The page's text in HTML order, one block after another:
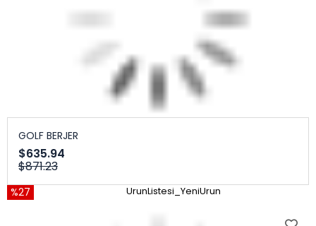
GOLF BERJER
$635.94
$871.23
%27 UrunListesi_YeniUrun